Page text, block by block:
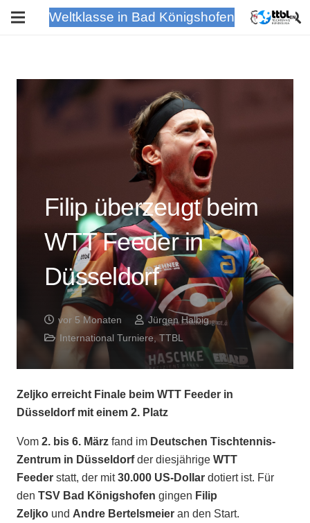
Weltklasse in Bad Königshofen
Filip überzeugt beim
WTT Feeder in
Düsseldorf
vor 5 Monaten
Jürgen Halbig
International Turniere,TTBL
Zeljko erreicht Finale beim WTT Feeder in
Düsseldorf mit einem 2. Platz
Vom 2. bis 6. März fand im Deutschen Tischtennis-
Zentrum in Düsseldorfder diesjährige WTT
Feeder statt, der mit30.000 US-Dollar dotiert ist. Für
den TSV Bad Königshofen gingen Filip
Zeljko und Andre Bertelsmeier an den Start.